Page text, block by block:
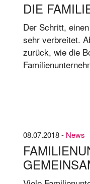
DIE
Der Schritt,
sehr verbreitet.
zurück, wie die
Familienunternehmen
08.07.2018 - News